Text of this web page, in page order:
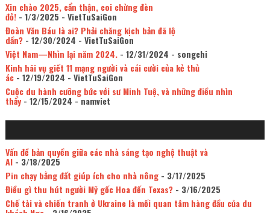
Xin chào 2025, cẩn thận, coi chừng đèn
đỏ!- 1/3/2025 - VietTuSaiGon
Đoàn Văn Báu là ai? Phải chăng kịch bản đã lộ
dần?- 12/30/2024 - VietTuSaiGon
Việt Nam—Nhìn lại năm 2024.- 12/31/2024 - songchi
Kinh hãi vụ giết 11 mạng người và cái cười của kẻ thủ
ác- 12/19/2024 - VietTuSaiGon
Cuộc du hành cưỡng bức với sư Minh Tuệ, và những điều nhìn
thấy- 12/15/2024 - namviet
Vấn đề bản quyền giữa các nhà sáng tạo nghệ thuật và
AI- 3/18/2025
Pin chạy bằng đất giúp ích cho nhà nông- 3/17/2025
Điều gì thu hút người Mỹ gốc Hoa đến Texas?- 3/16/2025
Chế tài và chiến tranh ở Ukraine là mối quan tâm hàng đầu của du